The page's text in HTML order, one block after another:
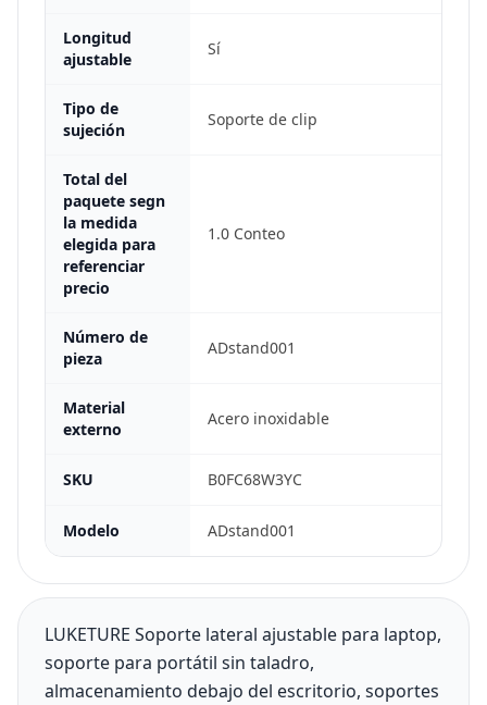
Longitud
ajustable
Sí
Tipo de
sujeción
Soporte de clip
Total del
paquete segn
la medida
elegida para
referenciar
precio
1.0 Conteo
Número de
pieza
ADstand001
Material
externo
Acero inoxidable
SKU B0FC68W3YC
Modelo ADstand001
LUKETURE Soporte lateral ajustable para laptop,
soporte para portátil sin taladro,
almacenamiento debajo del escritorio, soportes